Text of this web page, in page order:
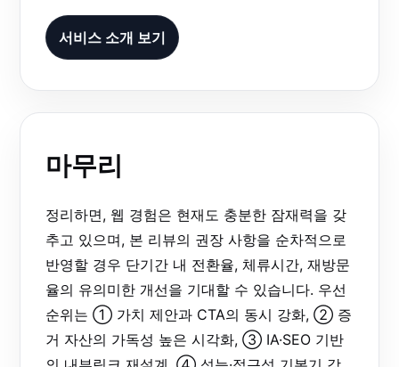
서비스 소개 보기
마무리
정리하면, 웹 경험은 현재도 충분한 잠재력을 갖
추고 있으며, 본 리뷰의 권장 사항을 순차적으로
반영할 경우 단기간 내 전환율, 체류시간, 재방문
율의 유의미한 개선을 기대할 수 있습니다. 우선
순위는 ① 가치 제안과 CTA의 동시 강화, ② 증
거 자산의 가독성 높은 시각화, ③ IA·SEO 기반